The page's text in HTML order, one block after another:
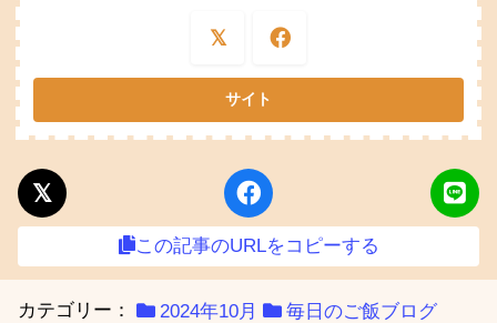
この記事のURLをコピーする
カテゴリー： 2024年10月 毎日のご飯ブログ